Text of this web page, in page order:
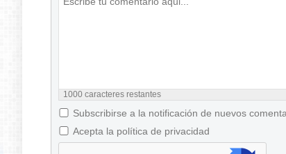
1000 caracteres restantes
Subscribirse a la notificación de nuevos
Acepta la política de privacidad